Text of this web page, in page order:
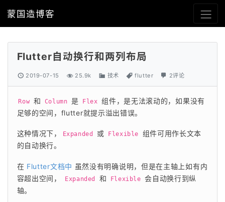
蒙国造博客
Flutter自动换行和两列布局
2019-07-15 25.9k 技术 flutter 2评论
Row 和 Column 是 Flex 组件，是无法滚动的，如果没有
足够的空间，flutter就提示溢出错误。
这种情况下， Expanded 或 Flexible
组件可用作长文本
的自动换行。
在 Flutter文档中 虽然没有明确说明，但是在主轴上如有内
容超出空间，
Expanded 和 Flexible 会自动换行到纵
轴。